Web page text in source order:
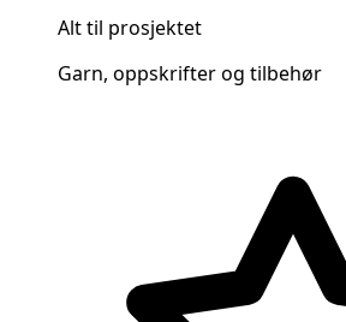
Alt til prosjektet
Garn, oppskrifter og tilbehør